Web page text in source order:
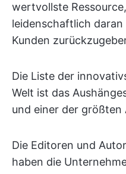
wertvollste
leidenschaftlich
Kunden
Die Liste der
Welt ist das
und einer der größten
Die Editoren und
haben die